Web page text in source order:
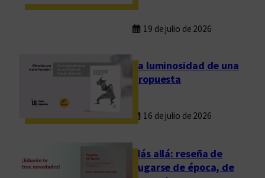
19 de julio de 2026
La luminosidad de una
propuesta
16 de julio de 2026
Más allá: reseña de
Fugarse de época, de